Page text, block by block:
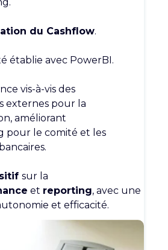
du Cashflow.
établie avec PowerBI.
vis-à-vis des
externes pour la
améliorant
pour le comité et les
sur la
et reporting, avec une
et efficacité.